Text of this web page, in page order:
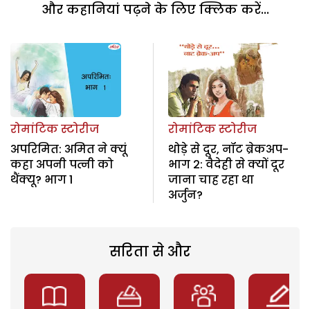
और कहानियां पढ़ने के लिए क्लिक करें...
रोमांटिक स्टोरीज
अपरिमित: अमित ने क्यूं
कहा अपनी पत्नी को
थैंक्यू? भाग 1
रोमांटिक स्टोरीज
थोड़े से दूर, नॉट ब्रेकअप-
भाग 2: वैदेही से क्यों दूर
जाना चाह रहा था
अर्जुन?
सरिता से और